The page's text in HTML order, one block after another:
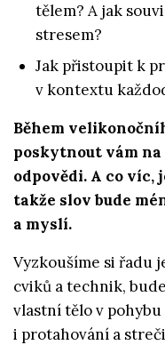
tělem? A jak
stresem?
Jak přistoupit k
v kontextu
Během
poskytnout vám
odpovědi. A co
takže slov bude
a myslí.
Vyzkoušíme si řadu
cviků a technik,
vlastní tělo v
i protahování a